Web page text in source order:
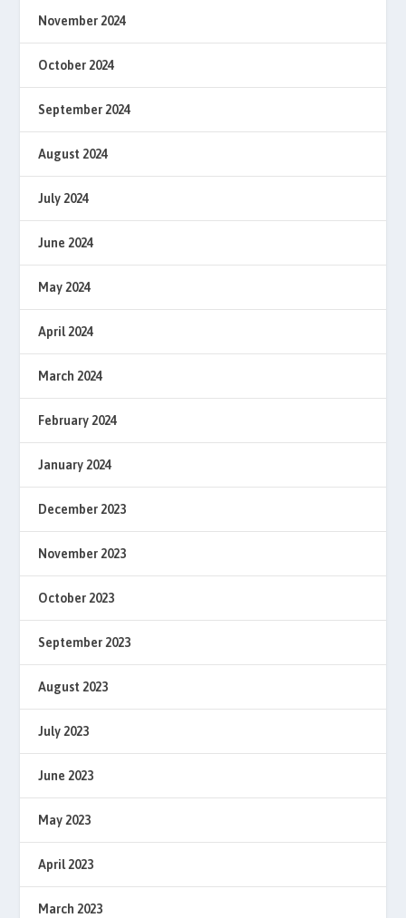
November 2024
October 2024
September 2024
August 2024
July 2024
June 2024
May 2024
April 2024
March 2024
February 2024
January 2024
December 2023
November 2023
October 2023
September 2023
August 2023
July 2023
June 2023
May 2023
April 2023
March 2023